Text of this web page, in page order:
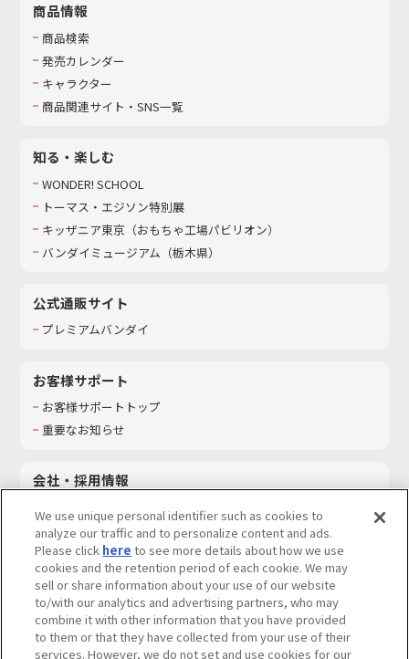
商品情報
商品検索
発売カレンダー
キャラクター
商品関連サイト・SNS一覧
知る・楽しむ
WONDER! SCHOOL
トーマス・エジソン特別展
キッザニア東京（おもちゃ工場パビリオン）​
バンダイミュージアム（栃木県）
公式通販サイト
プレミアムバンダイ
お客様サポート
お客様サポートトップ
重要なお知らせ
会社・採用情報
採用情報
サステナビリティ
お問い合わせ
ウェブサイトご利用条件 ソーシャルメディアポリシー
We use unique personal identifier such as cookies to
analyze our traffic and to personalize content and ads.
Please click here to see more details about how we use
cookies and the retention period of each cookie. We may
sell or share information about your use of our website
to/with our analytics and advertising partners, who may
combine it with other information that you have provided
to them or that they have collected from your use of their
services. However, we do not set and use cookies for our